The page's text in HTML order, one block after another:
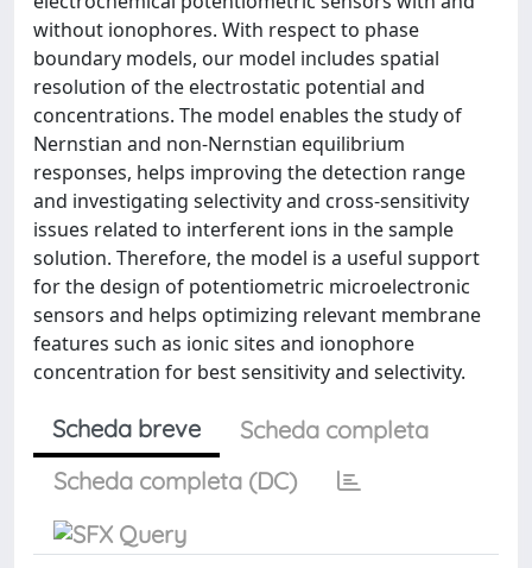
without ionophores. With respect to phase
boundary models, our model includes spatial
resolution of the electrostatic potential and
concentrations. The model enables the study of
Nernstian and non-Nernstian equilibrium
responses, helps improving the detection range
and investigating selectivity and cross-sensitivity
issues related to interferent ions in the sample
solution. Therefore, the model is a useful support
for the design of potentiometric microelectronic
sensors and helps optimizing relevant membrane
features such as ionic sites and ionophore
concentration for best sensitivity and selectivity.
Scheda breve
Scheda completa
Scheda completa (DC)